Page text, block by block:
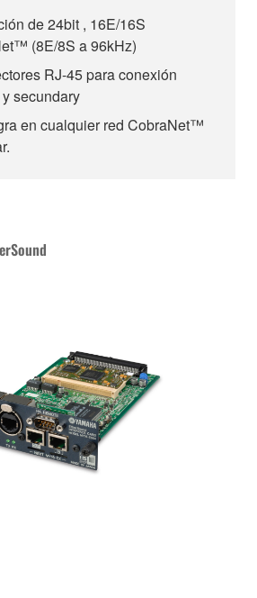
de 24bit , 16E/16S
(8E/8S a 96kHz)
RJ-45 para conexión
secundary
en cualquier red CobraNet™